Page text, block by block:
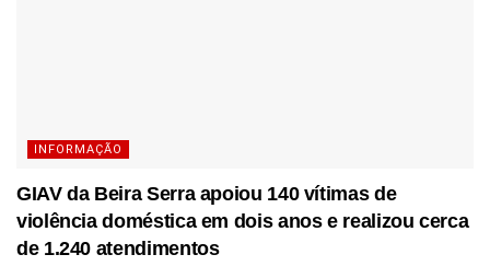
INFORMAÇÃO
GIAV da Beira Serra apoiou 140 vítimas de
violência doméstica em dois anos e realizou cerca
de 1.240 atendimentos